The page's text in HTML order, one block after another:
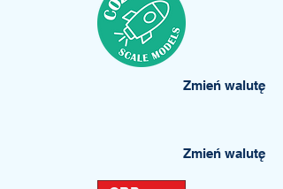
Zmień walutę
Zmień walutę